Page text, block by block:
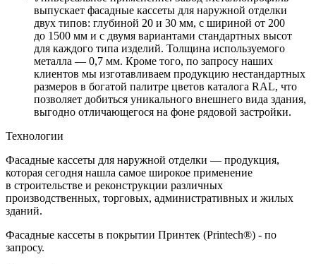
выпускает фасадные кассеты для наружной отделки
двух типов: глубиной 20 и 30 мм, с шириной от 200
до 1500 мм и с двумя вариантами стандартных высот
для каждого типа изделий. Толщина используемого
металла — 0,7 мм. Кроме того, по запросу наших
клиентов мы изготавливаем продукцию нестандартных
размеров в богатой палитре цветов каталога RAL, что
позволяет добиться уникального внешнего вида здания,
выгодно отличающегося на фоне рядовой застройки.
Технологии
Фасадные кассеты для наружной отделки — продукция,
которая сегодня нашла самое широкое применение
в строительстве и реконструкции различных
производственных, торговых, административных и жилых
зданий.
Фасадные кассеты в покрытии Принтек (Printech®) - по
запросу.